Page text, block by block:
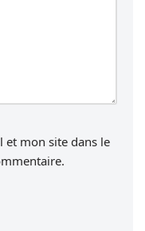
et mon site dans le